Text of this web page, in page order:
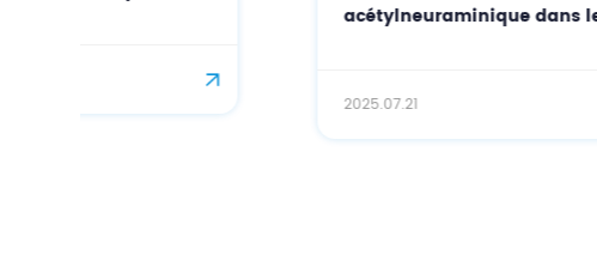
acétylneuraminique dans les soins du